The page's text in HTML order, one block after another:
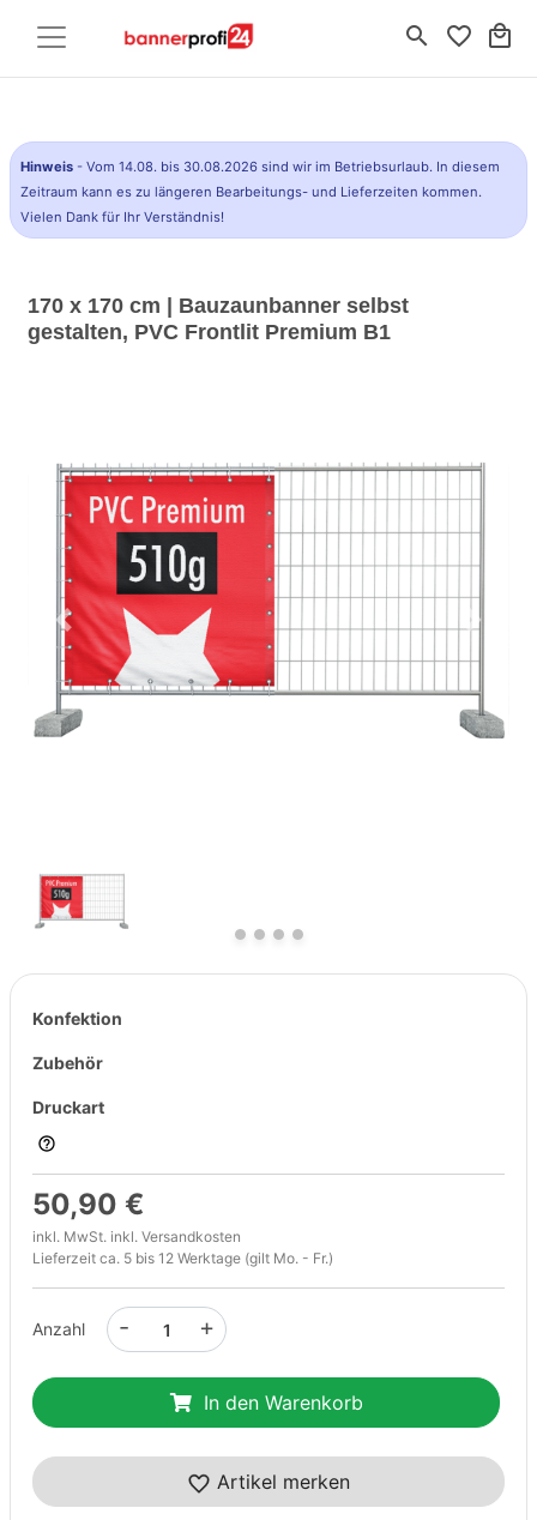
search favorite_border local_mall
Hinweis - Vom 14.08. bis 30.08.2026 sind wir im Betriebsurlaub. In diesem
Zeitraum kann es zu längeren Bearbeitungs- und Lieferzeiten kommen.
Vielen Dank für Ihr Verständnis!
170 x 170 cm | Bauzaunbanner selbst
gestalten, PVC Frontlit Premium B1
Previous Next
Konfektion
Zubehör
Druckart
50,90 €
inkl. MwSt. inkl. Versandkosten
Lieferzeit ca. 5 bis 12 Werktage (gilt Mo. - Fr.)
Anzahl +
-
In den Warenkorb
Artikel merken